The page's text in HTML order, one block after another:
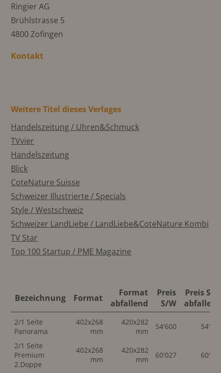
Ringier AG
Brühlstrasse 5
4800 Zofingen
Kontakt
Weitere Titel dieses Verlages
Handelszeitung / Uhren&Schmuck
TVvier
Handelszeitung
Blick
CoteNature Suisse
Schweizer Illustrierte / Specials
Style / Westschweiz
Schweizer LandLiebe / LandLiebe&CoteNature Kombi
TV Star
Top 100 Startup / PME Magazine
Bezeichnung Format
Format
abfallend
Preis
S/W
Preis S/
2/1 Seite
Panorama
402x268
mm
420x282
mm
54'600
2/1 Seite
Premium
2.Doppe
402x268
mm
420x282
mm
60'027